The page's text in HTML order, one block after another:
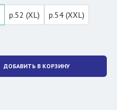
р.52 (XL)
р.54 (XXL)
ДОБАВИТЬ В КОРЗИНУ